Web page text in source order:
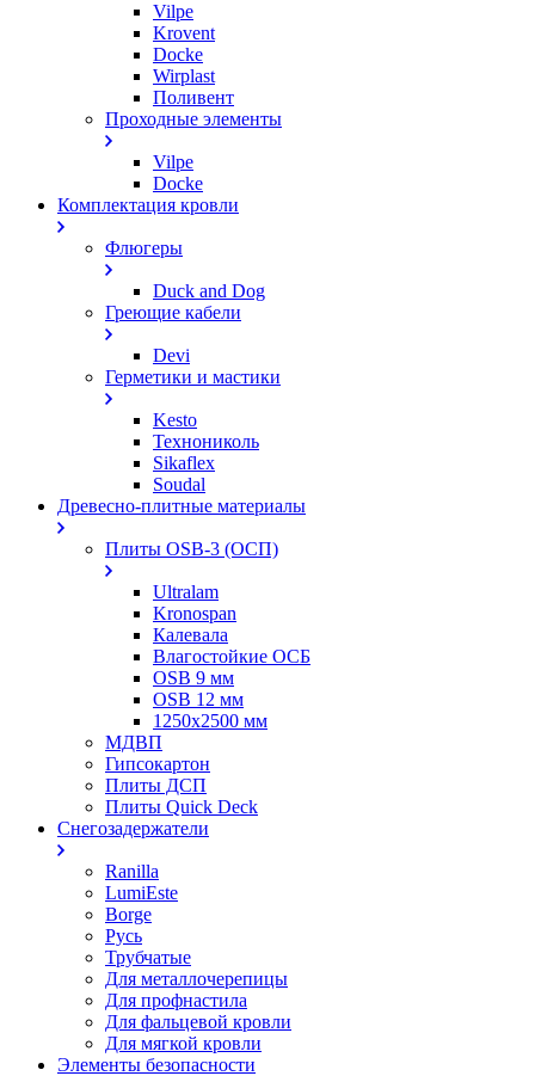
Vilpe
Krovent
Docke
Wirplast
Поливент
Проходные элементы
Vilpe
Docke
Комплектация кровли
Флюгеры
Duck and Dog
Греющие кабели
Devi
Герметики и мастики
Kesto
Технониколь
Sikaflex
Soudal
Древесно-плитные материалы
Плиты OSB-3 (ОСП)
Ultralam
Kronospan
Калевала
Влагостойкие ОСБ
OSB 9 мм
OSB 12 мм
1250х2500 мм
МДВП
Гипсокартон
Плиты ДСП
Плиты Quick Deck
Снегозадержатели
Ranilla
LumiEste
Borge
Русь
Трубчатые
Для металлочерепицы
Для профнастила
Для фальцевой кровли
Для мягкой кровли
Элементы безопасности